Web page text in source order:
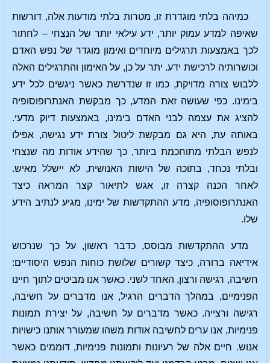
כמיהה בלתי מוגדרת זו, מטרות בלתי מודעות אלה, דורשות
שאיפה למדע עמוק יותר, ידע עילאי יותר של הנצחי – לחתור
לכך באמצעות תרגילים מיוחדים ואימון מוגדר של נפש האדם
וכושרותיה לרכישת ידע. יתר על כן, על האימון והתרגילים האלה
ללבוש צורה מדויקת, כמו זו שנדרשת כאשר ניגשים לכל ידע
בימינו. כפי שעושה זאת המדע, כך מבקשת האנתרופוסופיה
להציג את עצמה לבני האדם בימינו, באמצעות דיוק מדעי.
באותה עת, היא גם מבקשת ליטול צורת ידע נגישה, אפילו
לנפש הבלתי מתוחכמת ביותר, כך שהידע אודות מה שנצחי
ובלתי נכחד, בתוכה של הישות האנושית, לא יישלל מאיש.
לאחר הכנה קצרה זו, אגש לתיאור קצר המראה כיצד
האנתרופוסופיה, מדע ההתקדשות של ימינו, מגיע לנתיב הידע
שלו.
מדע ההתקדשות מבוסס, כדבר ראשון, על כך שנרכוש
אידיאה ברורה, כיצד קשורים שלושת כוחות הנפש היסודיים:
חשיבה, רגישה ורצון, האחד לשני. כאשר אנו מביטים לתוך חיינו
הפנימיים, במהלך הדברים הרגיל, אנו מדברים על חשיבה,
רגישה ורצייה. כאשר מדברים על חשיבה, על יצירת תמונות
פנימיות, אנו ערים לחשיבה אודות משהו שמעורר אותנו כישויות
אנוש. חיים אלה של רעיונות ותמונות פנימיות, דוממים כאשר